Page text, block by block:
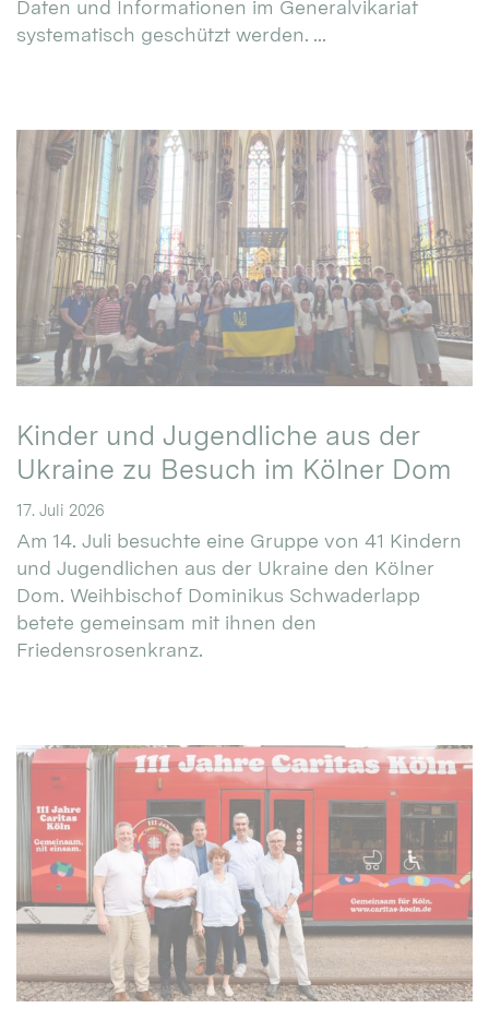
Daten und Informationen im Generalvikariat
systematisch geschützt werden. ...
Kinder und Jugendliche aus der
Ukraine zu Besuch im Kölner Dom
17. Juli 2026
Am 14. Juli besuchte eine Gruppe von 41 Kindern
und Jugendlichen aus der Ukraine den Kölner
Dom. Weihbischof Dominikus Schwaderlapp
betete gemeinsam mit ihnen den
Friedensrosenkranz.